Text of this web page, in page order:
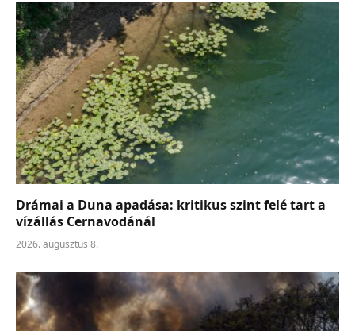
Drámai a Duna apadása: kritikus szint felé tart a
vízállás Cernavodánál
2026. augusztus 8.